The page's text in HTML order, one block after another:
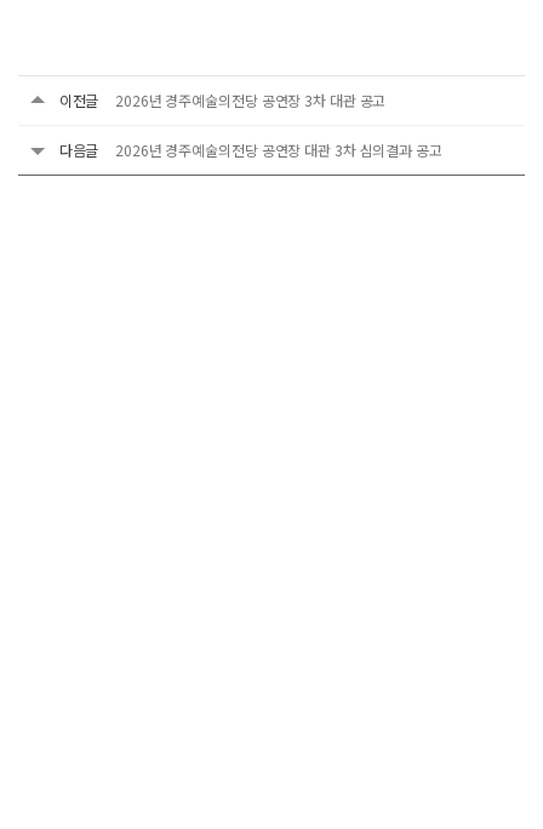
이전글 2026년 경주예술의전당 공연장 3차 대관 공고
다음글 2026년 경주예술의전당 공연장 대관 3차 심의결과 공고